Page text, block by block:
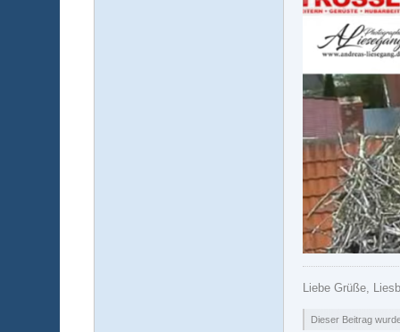
Liebe Grüße,
Dieser Beitrag